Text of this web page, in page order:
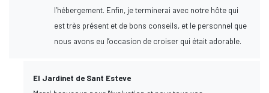
l’hébergement. Enfin, je terminerai avec notre hôte qui
est très présent et de bons conseils, et le personnel que
nous avons eu l’occasion de croiser qui était adorable.
El Jardinet de Sant Esteve